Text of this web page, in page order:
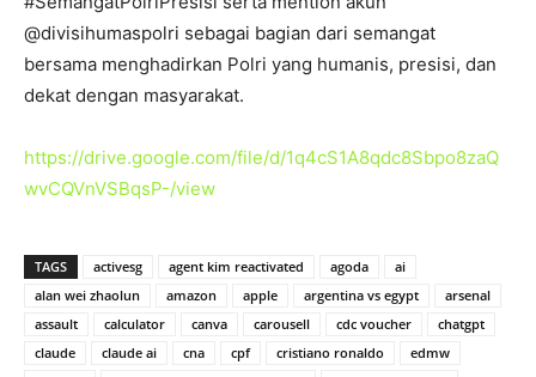
@divisihumaspolri sebagai bagian dari semangat
bersama menghadirkan Polri yang humanis, presisi, dan
dekat dengan masyarakat.
https://drive.google.com/file/d/1q4cS1A8qdc8Sbpo8zaQ
wvCQVnVSBqsP-/view
TAGS activesg agent kim reactivated agoda
ai
alan wei zhaolun
amazon apple argentina vs egypt
arsenal
assault
calculator canva carousell cdc voucher
chatgpt
claude
claude ai cna cpf cristiano ronaldo
edmw